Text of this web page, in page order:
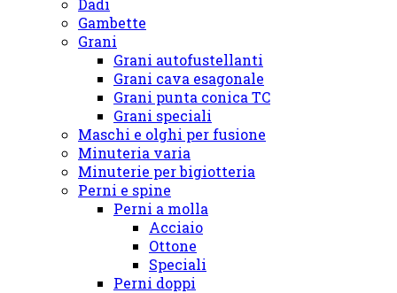
Dadi
Gambette
Grani
Grani autofustellanti
Grani cava esagonale
Grani punta conica TC
Grani speciali
Maschi e olghi per fusione
Minuteria varia
Minuterie per bigiotteria
Perni e spine
Perni a molla
Acciaio
Ottone
Speciali
Perni doppi